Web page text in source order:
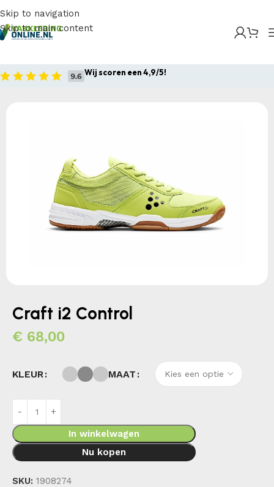
Skip to navigation
Skip to main content
Wij scoren een 4,9/5!
Home Alle producten
Craft i2 Control
€ 68,00
KLEUR MAAT
In winkelwagen
Nu kopen
SKU: 1908274